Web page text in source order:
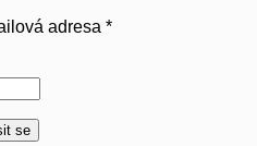
adresa *Povinné
se